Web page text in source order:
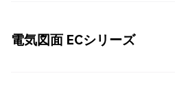
電気図面 ECシリーズ